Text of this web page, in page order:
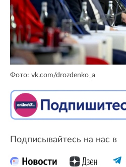
Фото: vk.com/drozdenko_a
Подписывайтесь на нас в